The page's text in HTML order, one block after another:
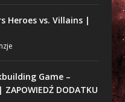
Heroes vs. Villains |
Game –
DODATKU